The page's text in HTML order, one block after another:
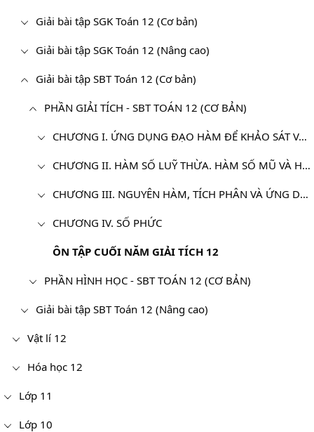
Giải bài tập SGK Toán 12 (Cơ bản)
Giải bài tập SGK Toán 12 (Nâng cao)
Giải bài tập SBT Toán 12 (Cơ bản)
PHẦN GIẢI TÍCH - SBT TOÁN 12 (CƠ BẢN)
CHƯƠNG I. ỨNG DỤNG ĐẠO HÀM ĐỂ KHẢO SÁT VÀ VẼ ĐỒ THỊ CỦA HÀM SỐ
CHƯƠNG II. HÀM SỐ LUỸ THỪA. HÀM SỐ MŨ VÀ HÀM SỐ LOGARIT
CHƯƠNG III. NGUYÊN HÀM, TÍCH PHÂN VÀ ỨNG DỤNG
CHƯƠNG IV. SỐ PHỨC
ÔN TẬP CUỐI NĂM GIẢI TÍCH 12
PHẦN HÌNH HỌC - SBT TOÁN 12 (CƠ BẢN)
Giải bài tập SBT Toán 12 (Nâng cao)
Vật lí 12
Hóa học 12
Lớp 11
Lớp 10